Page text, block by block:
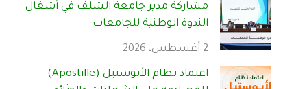
مشاركة مدير جامعة الشلف في أشغال
الندوة الوطنية للجامعات
2 أغسطس، 2026
اعتماد نظام الأبوستيل (Apostille)